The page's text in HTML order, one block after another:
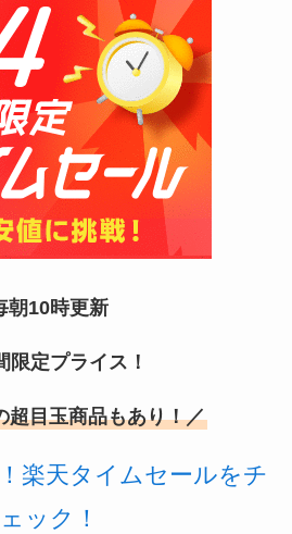
どこに売ってる？販売終了で
再販はある？
ー、セリア）！
朝10時更新
限定プライス！
超目玉商品もあり！／
楽天タイムセールをチ
ェック！